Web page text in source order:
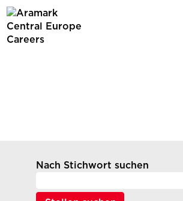
Nach Stichwort suchen